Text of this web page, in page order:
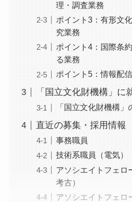
理・調査業務
ポイント3：有形文
究業務
ポイント4：国際条
る業務
ポイント5：情報配
「国立文化財機構」に
「国立文化財機構」
直近の募集・採用情報
事務職員
技術系職員（電気）
アソシエイトフェロ
考古）
アソシエイトフェロ